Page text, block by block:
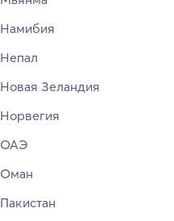
Намибия
Непал
Новая Зеландия
Норвегия
ОАЭ
Оман
Пакистан